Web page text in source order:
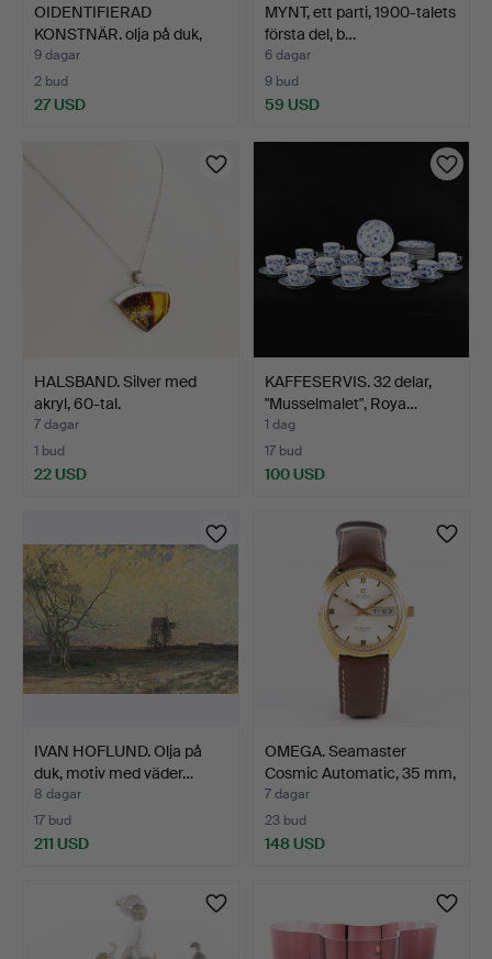
OIDENTIFIERAD
KONSTNÄR. olja på duk,
signe…
9 dagar
2 bud
27 USD
MYNT, ett parti, 1900-talets
första del, b…
6 dagar
9 bud
59 USD
HALSBAND. Silver med
akryl, 60-tal.
7 dagar
1 bud
22 USD
KAFFESERVIS. 32 delar,
"Musselmalet", Roya…
1 dag
17 bud
100 USD
IVAN HOFLUND. Olja på
duk, motiv med väder…
8 dagar
17 bud
211 USD
OMEGA. Seamaster
Cosmic Automatic, 35 mm,
…
7 dagar
23 bud
148 USD